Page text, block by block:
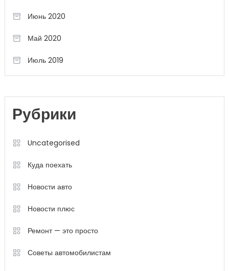
Июнь 2020
Май 2020
Июль 2019
Рубрики
Uncategorised
Куда поехать
Новости авто
Новости плюс
Ремонт — это просто
Советы автомобилистам